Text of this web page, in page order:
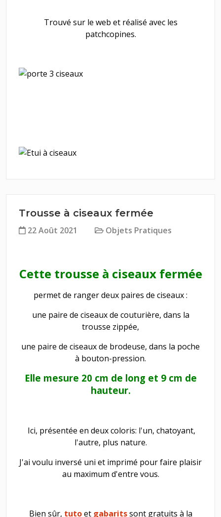
Trouvé sur le web et réalisé avec les
patchcopines.
Trousse à ciseaux fermée
Objets Pratiques
22 Août 2021
Cette trousse à ciseaux fermée
permet de ranger deux paires de ciseaux :
une paire de ciseaux de couturière, dans la
trousse zippée,
une paire de ciseaux de brodeuse, dans la poche
à bouton-pression.
Elle mesure 20 cm de long et 9 cm de
hauteur.
Ici, présentée en deux coloris: l'un, chatoyant,
l'autre, plus nature.
J'ai voulu inversé uni et imprimé pour faire plaisir
au maximum d'entre vous.
Bien sûr, tutoet gabaritssont gratuits à la